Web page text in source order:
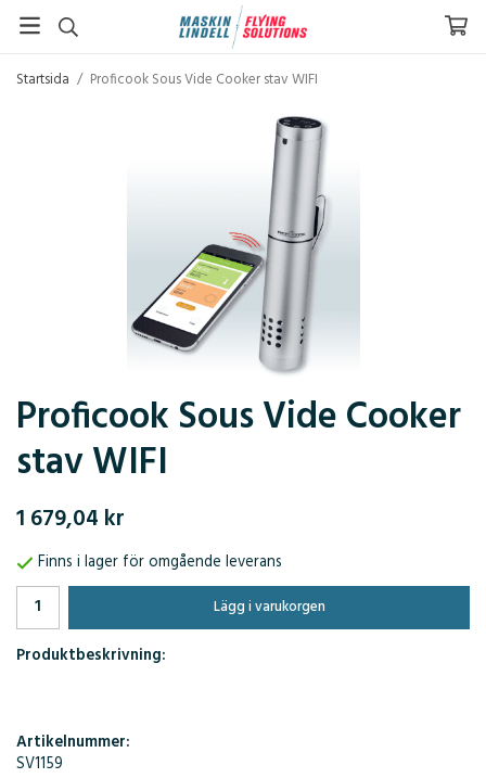
Startsida / Proficook Sous Vide Cooker stav WIFI
Proficook Sous Vide Cooker
stav WIFI
1 679,04 kr
Finns i lager för omgående leverans
Lägg i varukorgen
Produktbeskrivning:
Artikelnummer:
SV1159